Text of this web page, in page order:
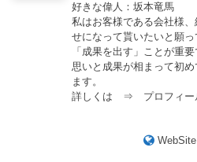
好きな偉人：坂本竜馬
私はお客様である会社様
せになって貰いたいと願
「成果を出す」ことが重
思いと成果が相まって初
ます。
詳しくは ⇒ プロフィー
WebSite